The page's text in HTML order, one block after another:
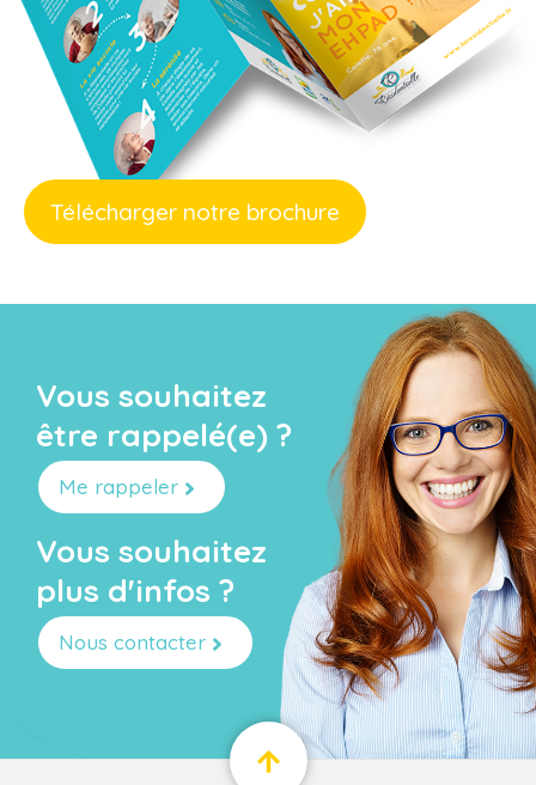
Télécharger notre brochure
Vous souhaitez
être rappelé(e) ?
Me rappeler
Vous souhaitez
plus d'infos ?
Nous contacter